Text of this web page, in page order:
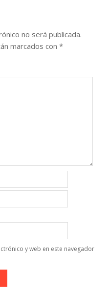
no será publicada.
marcados con *
y web en este navegador